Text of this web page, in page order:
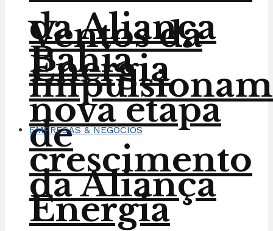
Ventos da
Bahia
impulsionam
nova etapa
de
crescimento
da Aliança
Energia
da Aliança
Energia
EMPRESAS & NEGÓCIOS